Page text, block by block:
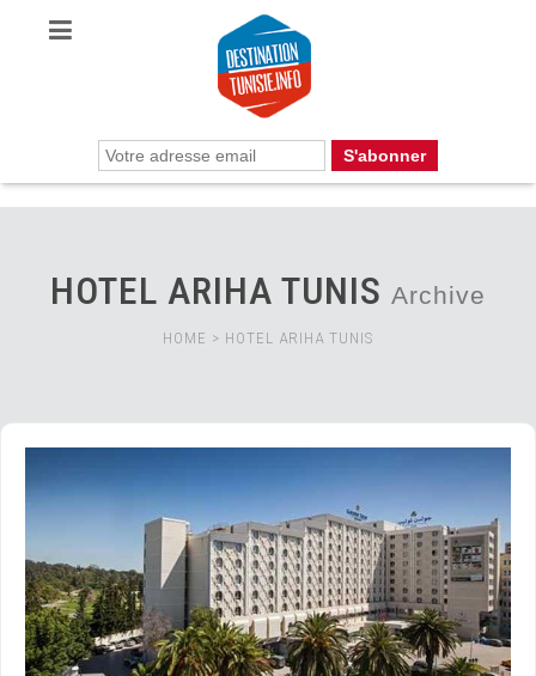
HOTEL ARIHA TUNIS Archive
HOME > HOTEL ARIHA TUNIS